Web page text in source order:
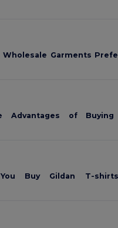
Wholesale Garments
Advantages of Buying
Buy Gildan T-